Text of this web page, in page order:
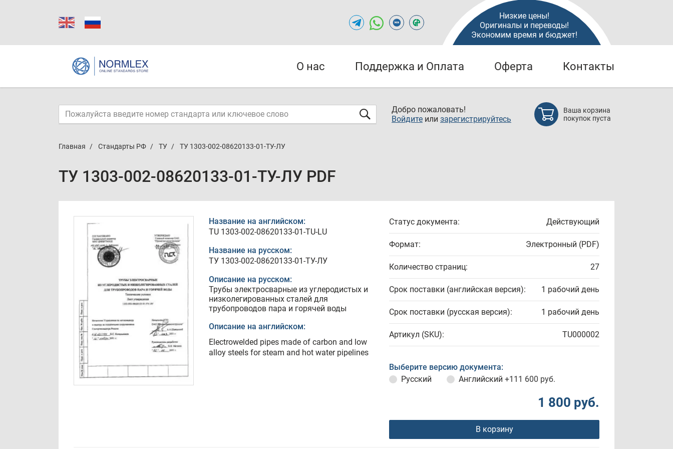
Низкие цены!
Оригиналы и переводы!
Экономим время и бюджет!
О нас Поддержка и Оплата Оферта Контакты
Добро пожаловать!
Войдите или зарегистрируйтесь
Ваша корзина
покупок пуста
Главная Стандарты РФ ТУ ТУ 1303-002-08620133-01-ТУ-ЛУ
ТУ 1303-002-08620133-01-ТУ-ЛУ PDF
Название на английском:
TU 1303-002-08620133-01-TU-LU
Название на русском:
ТУ 1303-002-08620133-01-ТУ-ЛУ
Описание на русском:
Трубы электросварные из углеродистых и
низколегированных сталей для
трубопроводов пара и горячей воды
Описание на английском:
Electrowelded pipes made of carbon and low
alloy steels for steam and hot water pipelines
Статус документа: Действующий
Формат: Электронный (PDF)
Количество страниц: 27
Срок поставки (английская версия): 1 рабочий день
Срок поставки (русская версия): 1 рабочий день
Артикул (SKU): TU000002
Выберите версию документа:
Русский
Английский +111 600 руб.
1 800 руб.
В корзину